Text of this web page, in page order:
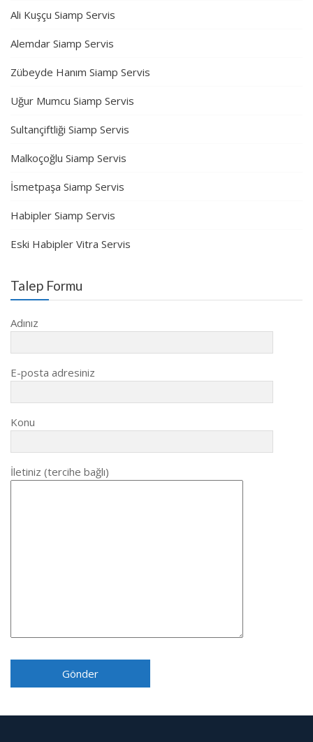
Ali Kuşçu Siamp Servis
Alemdar Siamp Servis
Zübeyde Hanım Siamp Servis
Uğur Mumcu Siamp Servis
Sultançiftliği Siamp Servis
Malkoçoğlu Siamp Servis
İsmetpaşa Siamp Servis
Habipler Siamp Servis
Eski Habipler Vitra Servis
Talep Formu
Adınız
E-posta adresiniz
Konu
İletiniz (tercihe bağlı)